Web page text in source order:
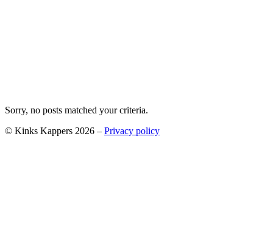
Sorry, no posts matched your criteria.
© Kinks Kappers 2026 – Privacy policy